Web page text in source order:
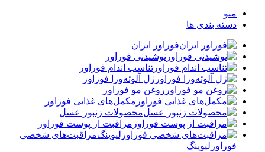
منو
دسته بندی ها
فوراور ایران
نوشیدنی فوراور
تناسب اندام فوراور
ژل آلوئه‌ورا فوراور
روغن مو فوراور
مکمل‌های غذایی فوراور
محصولات زنبور عسل
مراقبت از پوست فوراور
مراقبت‌های شخصی
فوراورلیوینگ